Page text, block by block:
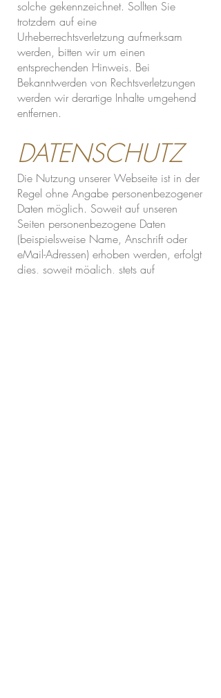
solche gekennzeichnet. Sollten Sie
trotzdem auf eine
Urheberrechtsverletzung aufmerksam
werden, bitten wir um einen
entsprechenden Hinweis. Bei
Bekanntwerden von Rechtsverletzungen
werden wir derartige Inhalte umgehend
entfernen.
DATENSCHUTZ
Die Nutzung unserer Webseite ist in der
Regel ohne Angabe personenbezogener
Daten möglich. Soweit auf unseren
Seiten personenbezogene Daten
(beispielsweise Name, Anschrift oder
eMail-Adressen) erhoben werden, erfolgt
dies, soweit möglich, stets auf